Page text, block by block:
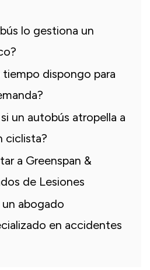
lo gestiona un
dispongo para
un autobús atropella a
ciclista?
a Greenspan &
de Lesiones
abogado
en accidentes